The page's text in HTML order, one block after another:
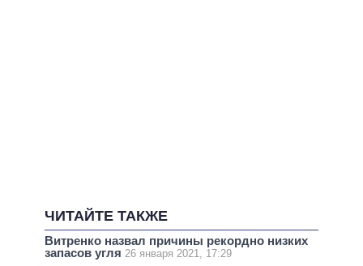
ЧИТАЙТЕ ТАКЖЕ
Витренко назвал причины рекордно низких
запасов угля 26 января 2021, 17:29